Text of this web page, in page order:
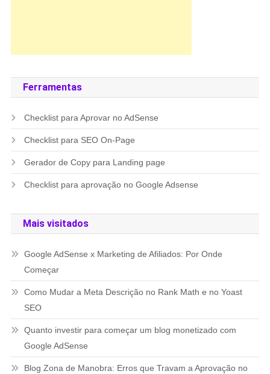
Ferramentas
Checklist para Aprovar no AdSense
Checklist para SEO On-Page
Gerador de Copy para Landing page
Checklist para aprovação no Google Adsense
Mais visitados
Google AdSense x Marketing de Afiliados: Por Onde
Começar
Como Mudar a Meta Descrição no Rank Math e no Yoast
SEO
Quanto investir para começar um blog monetizado com
Google AdSense
Blog Zona de Manobra: Erros que Travam a Aprovação no